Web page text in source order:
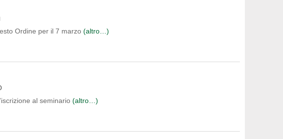
Ordine per il 7 marzo (altro…)
al seminario (altro…)